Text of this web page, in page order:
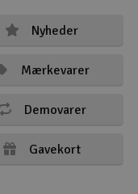
Nyheder
Mærkevarer
Demovarer
Gavekort